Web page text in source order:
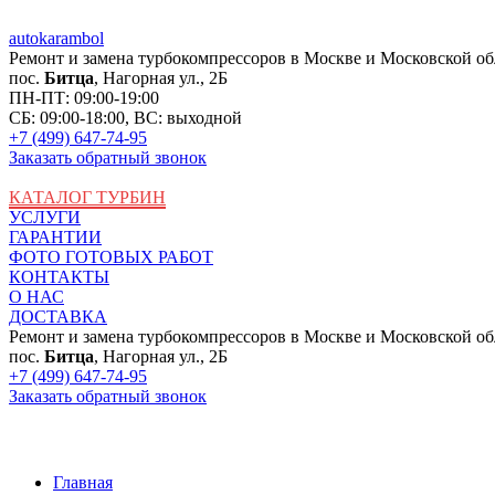
autokarambol
Ремонт и замена турбокомпрессоров в Москве и Московской
пос. Битца, Нагорная ул., 2Б
ПН-ПТ: 09:00-19:00
СБ: 09:00-18:00, ВС: выходной
+7 (499) 647-74-95
Заказать обратный звонок
КАТАЛОГ ТУРБИН
УСЛУГИ
ГАРАНТИИ
ФОТО ГОТОВЫХ РАБОТ
КОНТАКТЫ
О НАС
ДОСТАВКА
Ремонт и замена турбокомпрессоров в Москве и Московской
пос. Битца, Нагорная ул., 2Б
+7 (499) 647-74-95
Заказать обратный звонок
Главная